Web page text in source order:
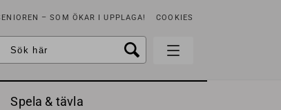
– SOM ÖKAR I UPPLAGA! COOKIES
Spela & tävla